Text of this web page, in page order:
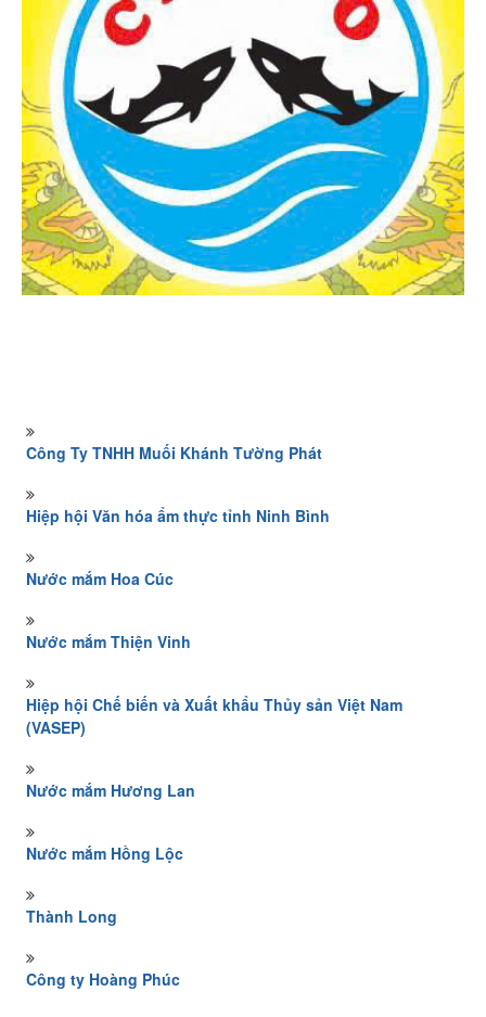
Công Ty TNHH Muối Khánh Tường Phát
Hiệp hội Văn hóa ẩm thực tỉnh Ninh Bình
Nước mắm Hoa Cúc
Nước mắm Thiện Vinh
Hiệp hội Chế biến và Xuất khẩu Thủy sản Việt Nam
(VASEP)
Nước mắm Hương Lan
Nước mắm Hồng Lộc
Thành Long
Công ty Hoàng Phúc